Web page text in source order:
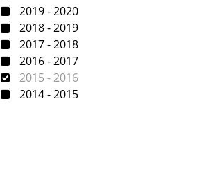
2019 - 2020
2018 - 2019
2017 - 2018
2016 - 2017
2015 - 2016
2014 - 2015